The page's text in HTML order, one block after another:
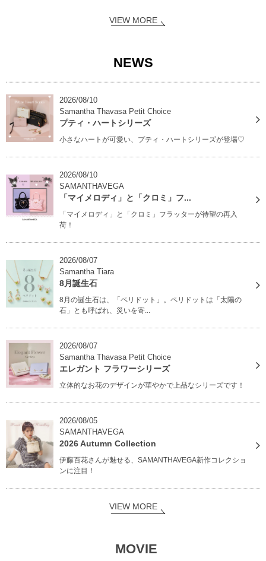
VIEW MORE
NEWS
2026/08/10
Samantha Thavasa Petit Choice
プティ・ハートシリーズ
小さなハートが可愛い、プティ・ハートシリーズが登場♡
2026/08/10
SAMANTHAVEGA
「マイメロディ」と「クロミ」フ...
「マイメロディ」と「クロミ」フラッターが待望の再入
荷！
2026/08/07
Samantha Tiara
8月誕生石
8月の誕生石は、「ペリドット」。ペリドットは「太陽の
石」とも呼ばれ、災いを寄...
2026/08/07
Samantha Thavasa Petit Choice
エレガント フラワーシリーズ
立体的なお花のデザインが華やかで上品なシリーズです！
2026/08/05
SAMANTHAVEGA
2026 Autumn Collection
伊藤百花さんが魅せる、SAMANTHAVEGA新作コレクショ
ンに注目！
VIEW MORE
MOVIE